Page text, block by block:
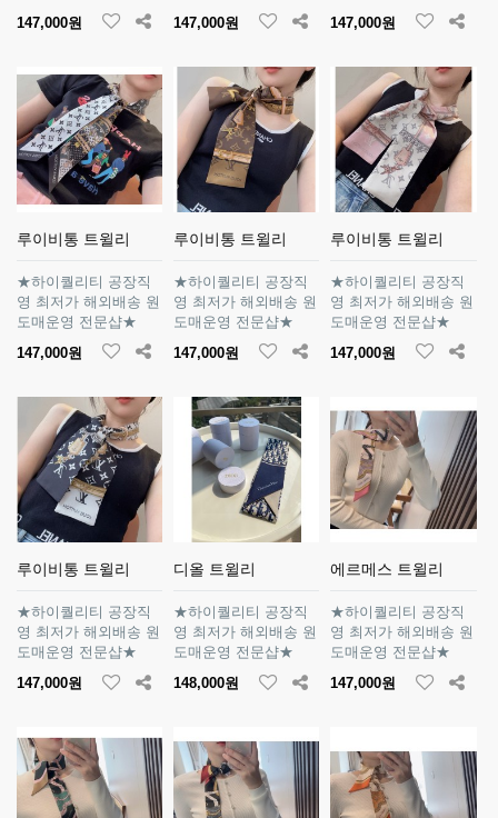
147,000원
147,000원
147,000원
루이비통 트윌리
★하이퀄리티 공장직
영 최저가 해외배송 원
도매운영 전문샵★
147,000원
루이비통 트윌리
★하이퀄리티 공장직
영 최저가 해외배송 원
도매운영 전문샵★
147,000원
루이비통 트윌리
★하이퀄리티 공장직
영 최저가 해외배송 원
도매운영 전문샵★
147,000원
루이비통 트윌리
★하이퀄리티 공장직
영 최저가 해외배송 원
도매운영 전문샵★
147,000원
디올 트윌리
★하이퀄리티 공장직
영 최저가 해외배송 원
도매운영 전문샵★
148,000원
에르메스 트윌리
★하이퀄리티 공장직
영 최저가 해외배송 원
도매운영 전문샵★
147,000원